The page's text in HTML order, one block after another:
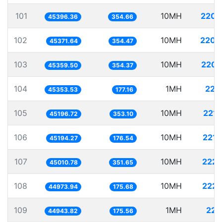
101 45396.36 354.66 10MH
102 45371.64 354.47 10MH
103 45359.50 354.37 10MH
104 45353.53 177.16 1MH
105 45196.72 353.10 10MH
106 45194.27 176.54 10MH
107 45010.78 351.65 10MH
108 44973.94 175.68 10MH
109 44943.82 175.56 1MH